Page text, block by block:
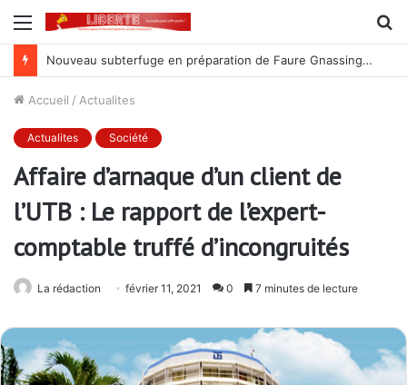
Menu
Nouveau subterfuge en préparation de Faure Gnassingbé pour ne jamais partir ; les Togolais disent non et sont vent debout
Accueil / Actualites
Actualites Société
Affaire d’arnaque d’un client de
l’UTB : Le rapport de l’expert-
comptable truffé d’incongruités
La rédaction février 11, 2021 0 7 minutes de lecture